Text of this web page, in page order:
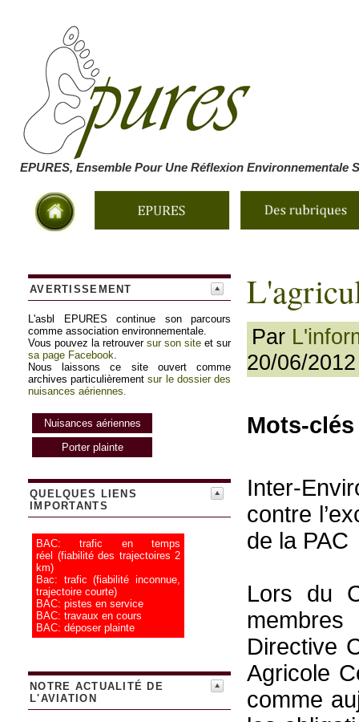
EPURES, Ensemble Pour Une Réflexion Environnementale
AVERTISSEMENT
L'asbl EPURES continue son parcours
comme association environnementale.
Vous pouvez la retrouver sur son site et sur
sa page Facebook.
Nous laissons ce site ouvert comme
archives particulièrementsur le dossier des
nuisances aériennes.
Nuisances aériennes
Porter plainte
QUELQUES LIENS
IMPORTANTS
BAC: trafic en temps
réel (fiabilité des trajectoires 2
km)
Bac: trafic (fiabilité inconnue,
trajectoire courte)
BAC: pistes en service
BAC: travaux en cours
BAC: déposer plainte
NOTRE ACTUALITÉ DE
L'AVIATION
Par
20/06/
Mots-
Inter-
contre
de la PAC
Lors du
Directive
Agricole
comme